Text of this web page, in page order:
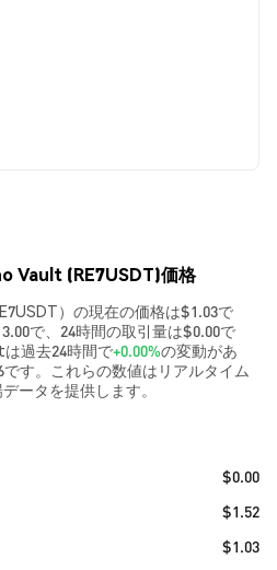
Vault (RE7USDT)価格
）の現在の価格は$1.03で
で、24時間の取引量は$0.00で
過去24時間で+0.00%の変動があ
です。これらの数値はリアルタイム
ータを提供します。
$0.00
$1.52
$1.03